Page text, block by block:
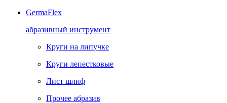
GermaFlex
абразивный инструмент
Круги на липучке
Круги лепестковые
Лист шлиф
Прочее абразив